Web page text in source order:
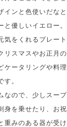
インと色使いだな
と優しいイエロー
気をくれるプレート
リスマスやお正月
ケータリングや料
す。
なので、少しスー
身を乗せたり、お
重みのある器が受